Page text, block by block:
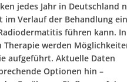
jedes Jahr in Deutschland
im Verlauf der Behandlung
führen kann. In
werden
aufgeführt. Aktuelle Daten
Optionen hin –